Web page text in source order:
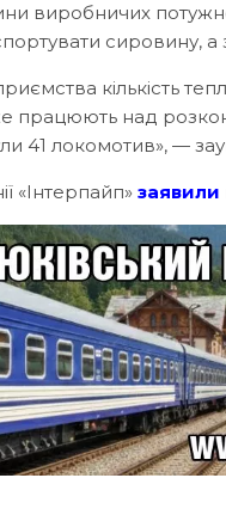
виробничих
сировину, а
кількість
працюють над
41 локомотив», —
«Інтерпайп» заявили